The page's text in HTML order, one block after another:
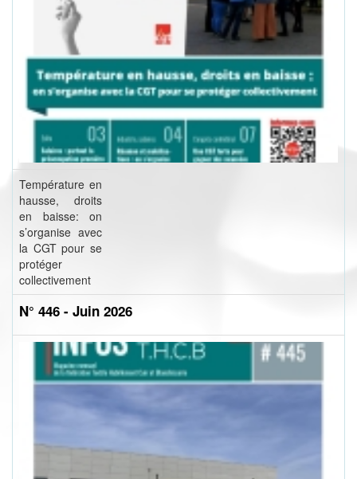
Température en
hausse, droits
en baisse: on
s’organise avec
la CGT pour se
protéger
collectivement
N° 446 - Juin 2026